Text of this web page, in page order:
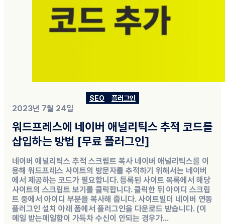
SEO 플러그인
2023년 7월 24일
워드프레스에 네이버 애널리틱스 추적 코드를
삽입하는 방법 [무료 플러그인]
네이버 애널리틱스 추적 스크립트 복사 네이버 애널리틱스를 이
용해 워드프레스 사이트의 방문자를 추적하기 위해서는 네이버
에서 제공하는 코드가 필요합니다. 등록된 사이트 목록에서 해당
사이트의 스크립트 보기를 클릭합니다. 클릭한 뒤 아이디 스크립
트 중에서 아이디 부분을 복사해 줍니다. 사이트빌더 네이버 연동
플러그인 설치 아래 폼에서 플러그인을 다운로드 받습니다. (이
메일 받는메일함이 가득차 수신이 안되는 경우가...